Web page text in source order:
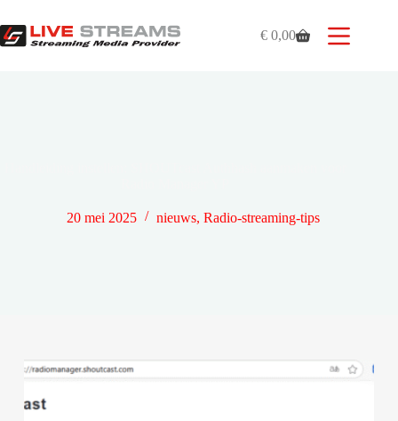
naar
de
Winkelwagen
€ 0,00
20 mei 2025 nieuws, Radio-streaming-tips